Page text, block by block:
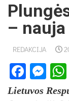
–
REDAKCIJA
Lie­tu­vos